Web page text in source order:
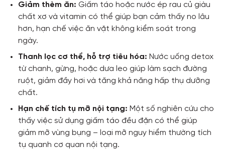
Giảm thèm ăn: Giấm táo hoặc nước ép rau củ giàu
chất xơ và vitamin có thể giúp bạn cảm thấy no lâu
hơn, hạn chế việc ăn vặt không kiểm soát trong
ngày.
Thanh lọc cơ thể, hỗ trợ tiêu hóa: Nước uống detox
từ chanh, gừng, hoặc dưa leo giúp làm sạch đường
ruột, giảm đầy hơi và tăng khả năng hấp thụ dưỡng
chất.
Hạn chế tích tụ mỡ nội tạng: Một số nghiên cứu cho
thấy việc sử dụng giấm táo đều đặn có thể giúp
giảm mỡ vùng bụng – loại mỡ nguy hiểm thường tích
tụ quanh cơ quan nội tạng.